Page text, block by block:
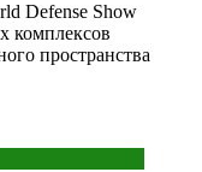
Defense Show
комплексов
пространства